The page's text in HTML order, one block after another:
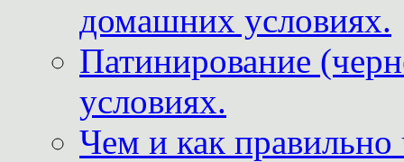
домашних условиях.
Патинирование
условиях.
Чем и как